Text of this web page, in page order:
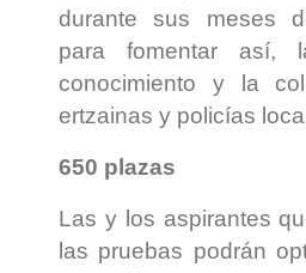
durante sus meses
para fomentar así,
conocimiento y la
ertzainas y policías
650 plazas
Las y los aspirantes
las pruebas podrán